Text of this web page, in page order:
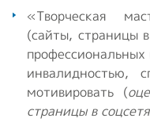
«Творческая
(сайты, страницы
инвалидностью,
мотивировать (
страницы в